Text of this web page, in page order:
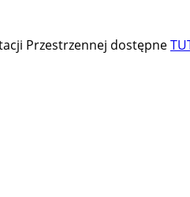
Przestrzennej dostępne